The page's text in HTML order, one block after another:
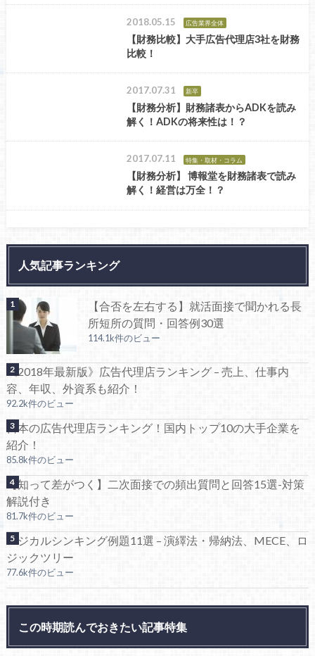
2018.05.15 広告業界全体
【財務比較】大手広告代理店3社を財務
比較！
2017.07.31 新卒
【財務分析】財務諸表からADKを読み
解く！ADKの将来性は！？
2017.07.11 特集・取材・コラム
【財務分析】 博報堂を財務諸表で読み
解く！経営は万全！？
人気記事ランキング
【合否を左右する】就活面接で聞かれる長
所短所の質問・回答例30選
114.1k件のビュー
《2018年最新版》広告代理店ランキング – 売上、仕事内
容、年収、外資系も紹介！
92.2k件のビュー
日本の広告代理店ランキング！国内トップ10の大手企業を
紹介！
85.8k件のビュー
【知って差がつく】二次面接での頻出質問と回答15選-対策
解説付き
81.7k件のビュー
ロジカルシンキング例題11選 – 演繹法・帰納法、MECE、ロ
ジックツリー
77.6k件のビュー
この時期読んでおきたい記事特集